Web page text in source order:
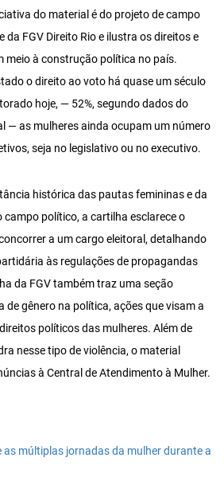
do material é do projeto de campo
da FGV Direito Rio e ilustra os direitos e
meio à construção política no país.
o direito ao voto há quase um século
hoje, — 52%, segundo dados do
— as mulheres ainda ocupam um número
seja no legislativo ou no executivo.
histórica das pautas femininas e da
campo político, a cartilha esclarece o
a um cargo eleitoral, detalhando
às regulações de propagandas
da FGV também traz uma seção
de gênero na política, ações que visam a
políticos das mulheres. Além de
nesse tipo de violência, o material
à Central de Atendimento à Mulher.
múltiplas jornadas da mulher durante a